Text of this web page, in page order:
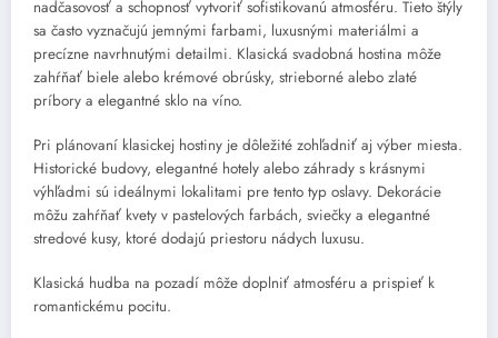
nadčasovosť a schopnosť vytvoriť sofistikovanú atmosféru. Tieto štýly
sa často vyznačujú jemnými farbami, luxusnými materiálmi a
precízne navrhnutými detailmi. Klasická svadobná hostina môže
zahŕňať biele alebo krémové obrúsky, strieborné alebo zlaté
príbory a elegantné sklo na víno.
Pri plánovaní klasickej hostiny je dôležité zohľadniť aj výber miesta.
Historické budovy, elegantné hotely alebo záhrady s krásnymi
výhľadmi sú ideálnymi lokalitami pre tento typ oslavy. Dekorácie
môžu zahŕňať kvety v pastelových farbách, sviečky a elegantné
stredové kusy, ktoré dodajú priestoru nádych luxusu.
Klasická hudba na pozadí môže doplniť atmosféru a prispieť k
romantickému pocitu.